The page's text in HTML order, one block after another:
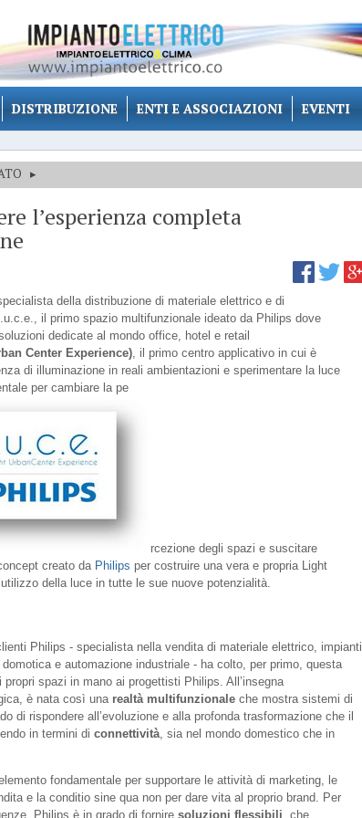
DISTRIBUZIONE ENTI E ASSOCIAZIONI EVENTI
▸
l’esperienza completa
della distribuzione di materiale elettrico e di
il primo spazio multifunzionale ideato da Philips dove
dedicate al mondo office, hotel e retail
Center Experience), il primo centro applicativo in cui è
di illuminazione in reali ambientazioni e sperimentare la luce
per cambiare la pe
rcezione degli spazi e suscitare
creato da Philips per costruire una vera e propria Light
della luce in tutte le sue nuove potenzialità.
Philips - specialista nella vendita di materiale elettrico, impianti
e automazione industriale - ha colto, per primo, questa
spazi in mano ai progettisti Philips. All’insegna
è nata così una realtà multifunzionale che mostra sistemi di
di rispondere all’evoluzione e alla profonda trasformazione che il
in termini diconnettività, sia nel mondo domestico che in
fondamentale per supportare le attività di marketing, le
e la conditio sine qua non per dare vita al proprio brand. Per
Philips è in grado di forniresoluzioni flessibili , che